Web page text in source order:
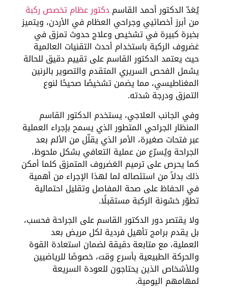
يُعَدّ الدكتور أحمد القاسمدكتور عظام تخصص ركبة
من أبرز أخصائيي وجراحي العظام في الأردن، ويتميز
بخبرة كبيرة في تشخيص وعلاج حدوث تمزق في
غضروف الركبة باستخدام أحدث التقنيات العالمية
حيث يعتمد الدكتور القاسم على تقييم دقيق للحالة
يشمل الفحص السريري المتقدم والتصوير بالرنين
المغناطيسي، مما يضمن تشخيصًا صحيحًا لنوع
التمزق ودرجة شدته.
وفي الجانب العلاجي، يستخدم الدكتور القاسم
المنظار الجراحي المتطور الذي يسمح بإجراء العملية
عبر فتحات صغيرة، الأمر الذي يقلّل من الألم بعد
الجراحة ويُسرّع من عملية التعافي بشكل ملحوظ،
كما يحرص على ترميم الغضروف المتمزق كلما أمكن
ذلك بدلاً من استئصاله لما لهذا الإجراء من أهمية
في الحفاظ على صحة المفاصل وتقليل احتمالية
تطوّر خشونة الركبة مستقبلًا.
ولا يقتصر دور الدكتور القاسم على الجراحة فحسب،
بل يقدم برامج تأهيل فردية لكل مريض بعد
العملية، مع متابعة دقيقة لضمان استعادة القوة
والحركة الطبيعية بأسرع وقت، خصوصًا للرياضيين
وللأشخاص الذين يحتاجون للعودة السريعة
لمهامهم اليومية.